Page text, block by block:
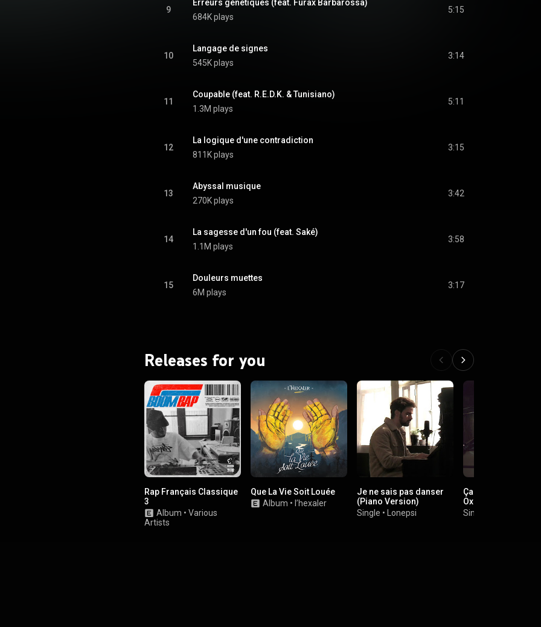
9
Erreurs génétiques (feat. Furax Barbarossa)
684K plays
5:15
10
Langage de signes
545K plays
3:14
11
Coupable (feat. R.E.D.K. & Tunisiano)
1.3M plays
5:11
12
La logique d'une contradiction
811K plays
3:15
13
Abyssal musique
270K plays
3:42
14
La sagesse d'un fou (feat. Saké)
1.1M plays
3:58
15
Douleurs muettes
6M plays
3:17
Releases for you
Rap Français Classique
3
Album • Various
Artists
Que La Vie Soit Louée
Album • l’hexaler
Je ne sais pas danser
(Piano Version)
Single • Lonepsi
Ça veut rien dire
Oxmo Puccino)
Single